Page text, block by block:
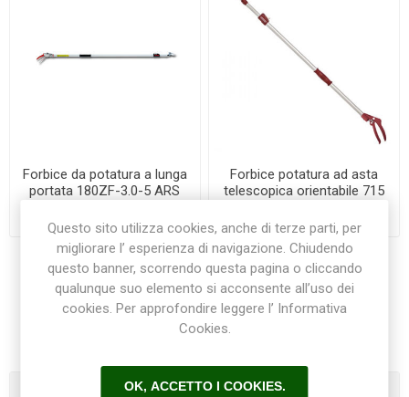
Forbice da potatura a lunga
portata 180ZF-3.0-5 ARS
€118,50
Forbice potatura ad asta
telescopica orientabile 715
1 2
Questo sito utilizza cookies, anche di terze parti, per
migliorare l’ esperienza di navigazione. Chiudendo
questo banner, scorrendo questa pagina o cliccando
qualunque suo elemento si acconsente all’uso dei
cookies. Per approfondire leggere l’ Informativa
Cookies.
OK, ACCETTO I COOKIES.